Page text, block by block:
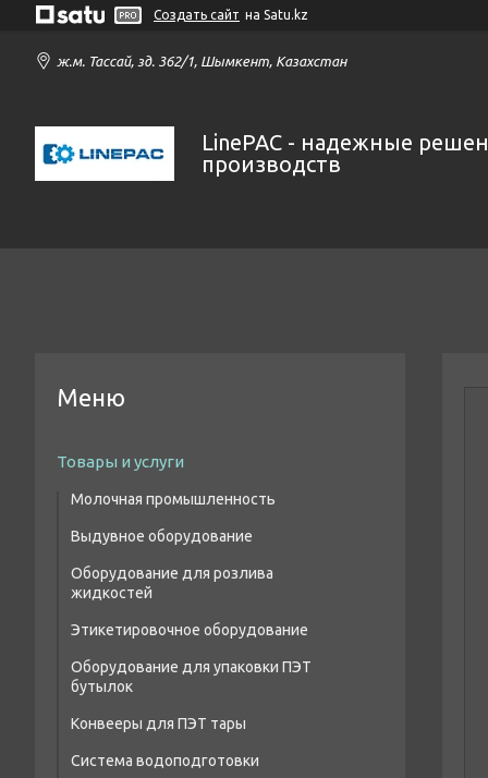
Создать сайт на Satu.kz
ж.м. Тассай, зд. 362/1, Шымкент, Казахстан
LinePAC - надежные
производств
Товары и услуги
Молочная промышленность
Выдувное оборудование
Полуавтоматы выдува ПЭТ тары
Оборудование для розлива
жидкостей
Моноблоки розлива
Триблоки розлива
литровых бутылок
Этикетировочное оборудование
Оборудование для упаковки ПЭТ
бутылок
Конвееры для ПЭТ тары
Система водоподготовки